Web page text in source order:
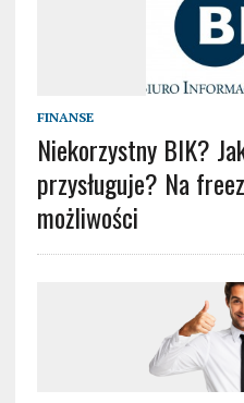
FINANSE
Niekorzystny BIK?
przysługuje? Na
możliwości